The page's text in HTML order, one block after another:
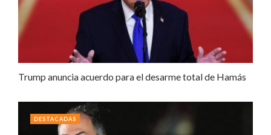
Trump anuncia acuerdo para el desarme total de Hamás
DESTACADAS